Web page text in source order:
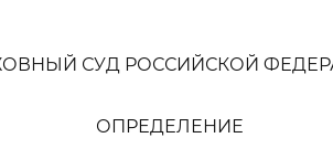
СУД РОССИЙСКОЙ
ОПРЕДЕЛЕНИЕ